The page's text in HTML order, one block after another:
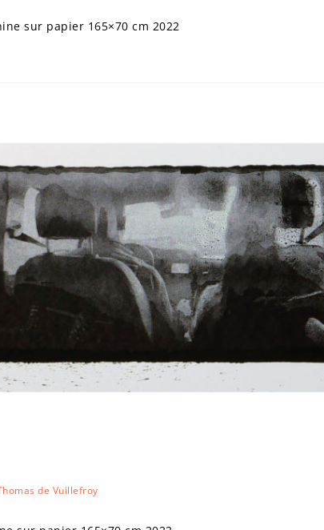
sur papier 165×70 cm 2022
de Vuillefroy